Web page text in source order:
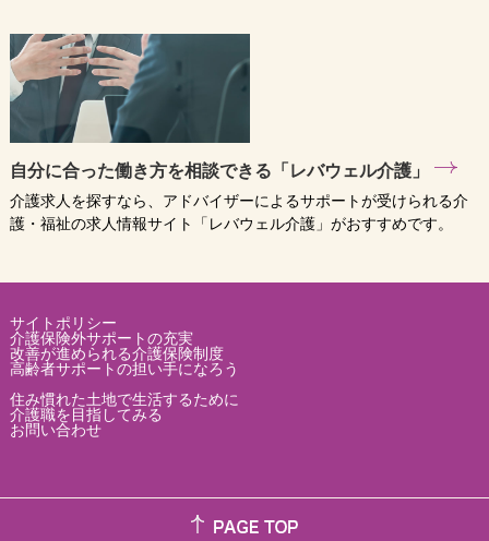
自分に合った働き方を相談できる「レバウェル介護」
介護求人を探すなら、アドバイザーによるサポートが受けられる介
護・福祉の求人情報サイト「レバウェル介護」がおすすめです。
サイトポリシー
介護保険外サポートの充実
改善が進められる介護保険制度
高齢者サポートの担い手になろう
住み慣れた土地で生活するために
介護職を目指してみる
お問い合わせ